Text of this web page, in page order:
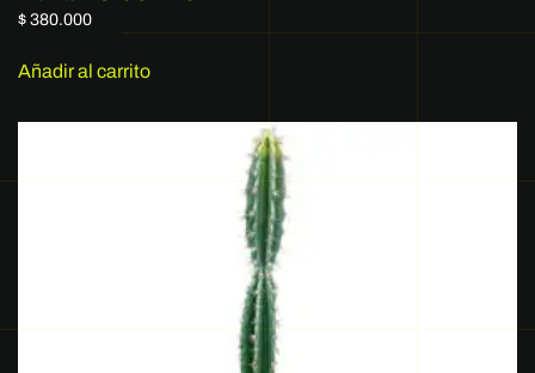
$ 380.000
Añadir al carrito